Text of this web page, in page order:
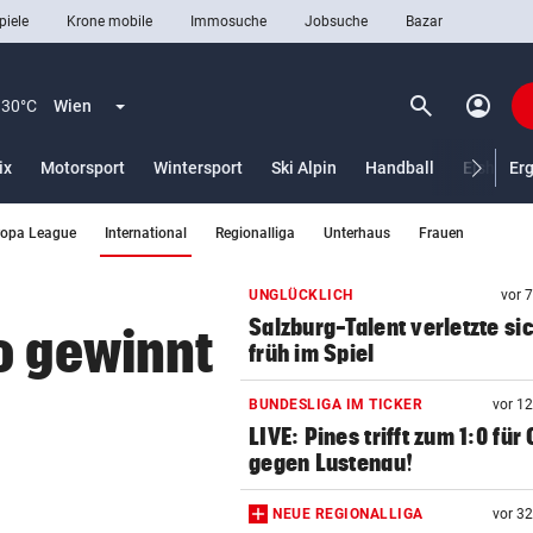
Krone mobile Immosuche Jobsuche Bazar
30°C Wien Menü aufklappen search Suchen
account_circle
Motorsport Wintersport Ski Alpin Handball
League International Regionalliga Unterhaus Frauen
gewinnt
UNGLÜCKLICH vor
Salzburg-Talent verletzte
früh im Spiel
BUNDESLIGA IM TICKER vor
LIVE: Pines trifft zum 1:0 für
gegen Lustenau!
NEUE REGIONALLIGA vor